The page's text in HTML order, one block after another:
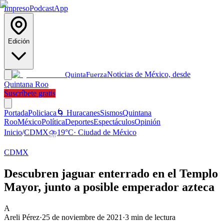
ImpresoPodcastApp
Edición
QuintaFuerzaNoticias de México, desde
Quintana Roo
Suscríbete gratis
PortadaPoliciaca 🌀 HuracanesSismosQuintana
RooMéxicoPolíticaDeportesEspectáculosOpinión
Inicio/CDMX⛈️19°C· Ciudad de México
CDMX
Descubren jaguar enterrado en el Templo
Mayor, junto a posible emperador azteca
A
Areli Pérez·25 de noviembre de 2021 ·3 min de lectura